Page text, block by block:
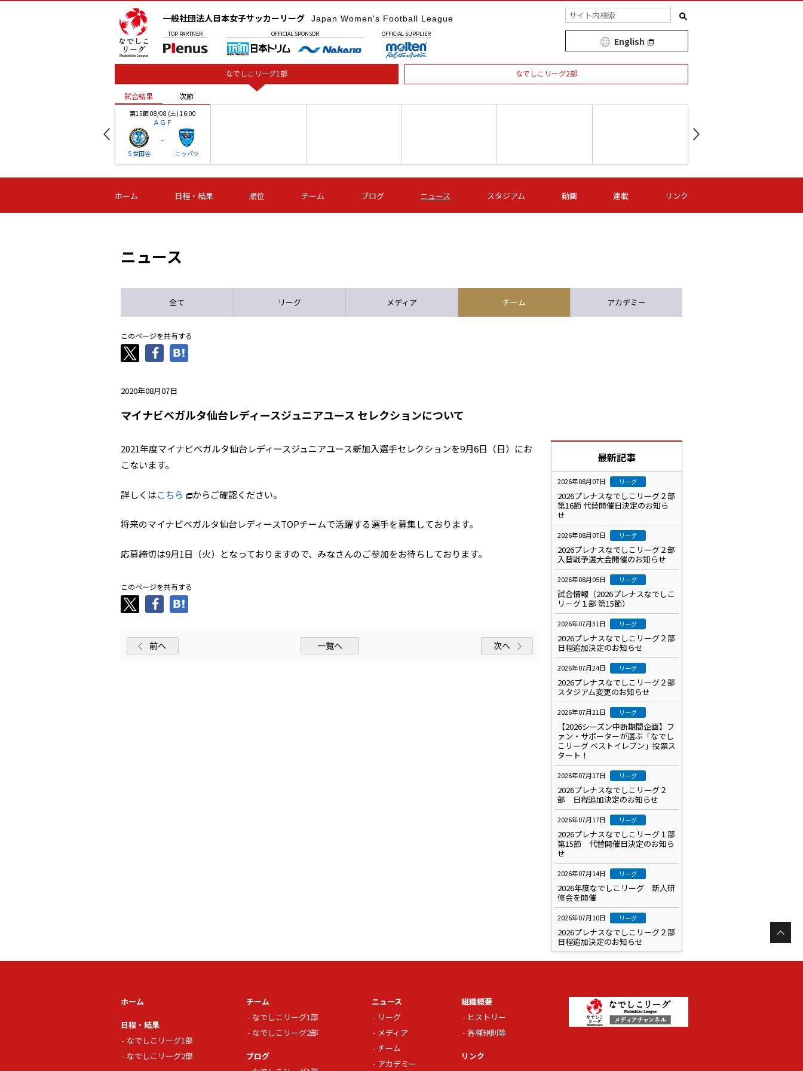
一般社団法人日本女子サッカーリーグ Japan Women's Football League
TOP PARTNER OFFICIAL SPONSOR OFFICIAL SUPPLIER
English
なでしこリーグ1部 なでしこリーグ2部
試合結果 次節
第15節 08/08 (土) 16:00
ＡＧＦ
Ｓ世田谷
-
ニッパツ
-
第16節 09/05 (土) 15:00
ニッパツ
-
第16節 09/05 (土) 15:00
石人の星
-
第16節 09/05 (土) 16:00
ＡＧＦ
-
いちご
-
第16節 09/06 (日) 15:00
-
第16節 09/06 (日) 15:00
- -
試合結果 次節
ホーム 日程・結果 順位 チーム ブログ ニュース スタジアム 動画 連載 リンク
ニュース
全て リーグ メディア チーム アカデミー
このページを共有する
2020年08月07日
マイナビベガルタ仙台レディースジュニアユース セレクションについて
2021年度マイナビベガルタ仙台レディースジュニアユース新加入選手セレクションを9月6日（日）にお
こないます。
詳しくはこちら からご確認ください。
将来のマイナビベガルタ仙台レディースTOPチームで活躍する選手を募集しております。
応募締切は9月1日（火）となっておりますので、みなさんのご参加をお待ちしております。
このページを共有する
前へ 一覧へ 次へ
最新記事
2026年08月07日 リーグ
2026プレナスなでしこリーグ２部
第16節 代替開催日決定のお知ら
せ
2026年08月07日 リーグ
2026プレナスなでしこリーグ２部
入替戦予選大会開催のお知らせ
2026年08月05日 リーグ
試合情報（2026プレナスなでしこ
リーグ１部 第15節）
2026年07月31日 リーグ
2026プレナスなでしこリーグ２部
日程追加決定のお知らせ
2026年07月24日 リーグ
2026プレナスなでしこリーグ２部
スタジアム変更のお知らせ
2026年07月21日 リーグ
【2026シーズン中断期間企画】フ
ァン・サポーターが選ぶ「なでし
こリーグ ベストイレブン」投票ス
タート！
2026年07月17日 リーグ
2026プレナスなでしこリーグ２
部 日程追加決定のお知らせ
2026年07月17日 リーグ
2026プレナスなでしこリーグ１部
第15節 代替開催日決定のお知ら
せ
2026年07月14日 リーグ
2026年度なでしこリーグ 新人研
修会を開催
2026年07月10日 リーグ
2026プレナスなでしこリーグ２部
日程追加決定のお知らせ
ホーム
日程・結果
なでしこリーグ1部
なでしこリーグ2部
チーム
なでしこリーグ1部
なでしこリーグ2部
ブログ
ニュース
リーグ
メディア
チーム
アカデミー
組織概要
ヒストリー
各種規則等
リンク